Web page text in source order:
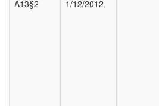
A13§2
1/12/2012